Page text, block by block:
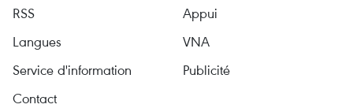
RSS
Appui
Langues
VNA
Service d'information
Publicité
Contact